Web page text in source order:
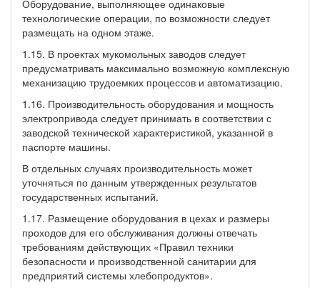
Оборудование, выполняющее одинаковые
технологические операции, по возможности следует
размещать на одном этаже.
1.15. В проектах мукомольных заводов следует
предусматривать максимально возможную комплексную
механизацию трудоемких процессов и автоматизацию.
1.16. Производительность оборудования и мощность
электропривода следует принимать в соответствии с
заводской технической характеристикой, указанной в
паспорте машины.
В отдельных случаях производительность может
уточняться по данным утвержденных результатов
государственных испытаний.
1.17. Размещение оборудования в цехах и размеры
проходов для его обслуживания должны отвечать
требованиям действующих «Правил техники
безопасности и производственной санитарии для
предприятий системы хлебопродуктов».